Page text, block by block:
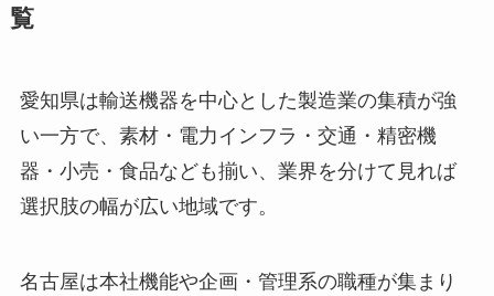
覧
愛知県は輸送機器を中心とした製造業の集積が強
い一方で、素材・電力インフラ・交通・精密機
器・小売・食品なども揃い、業界を分けて見れば
選択肢の幅が広い地域です。
名古屋は本社機能や企画・管理系の職種が集まり